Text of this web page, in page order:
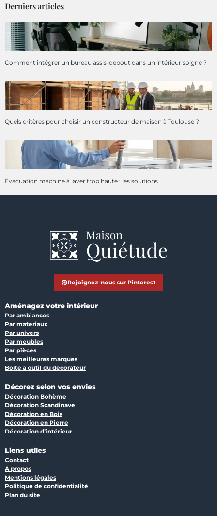
Derniers articles
Comment intégrer un bureau assis-debout dans un intérieur soigné ?
Quels critères pour choisir un constructeur de maison à Toulouse ?
Évacuation machine à laver trop haute : les solutions
Rejoignez-nous sur Pinterest
Aménagez votre intérieur
Par ambiances
Par materiaux
Par univers
Par meubles
Par pièces
Les meilleures marques
Boîte à outil du décorateur
Décorez selon vos envies
Décoration Bohème
Décoration Scandinave
Décoration en Bois
Décoration en Pierre
Décoration d’intérieur
Liens utiles
Contact
À propos
Mentions légales
Politique de confidentialité
Plan du site